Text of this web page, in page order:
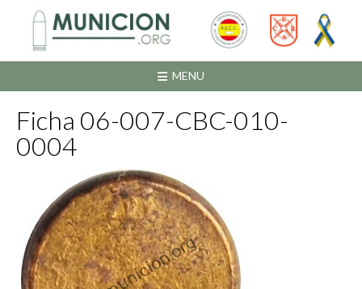
contenido
MENU
Ficha 06-007-CBC-010-
0004